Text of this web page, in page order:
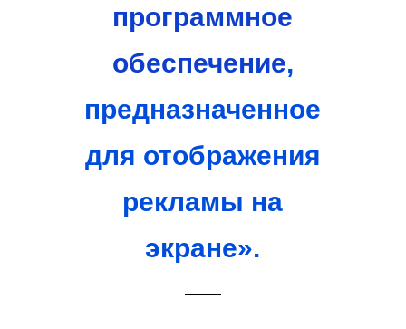
программное
обеспечение,
предназначенное
для отображения
рекламы на
экране».